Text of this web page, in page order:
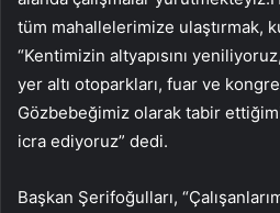
tüm mahallelerimize ulaştırmak,
“Kentimizin altyapısını
yer altı otoparkları, fuar ve
Gözbebeğimiz olarak tabir
icra ediyoruz” dedi.
Başkan Şerifoğulları,